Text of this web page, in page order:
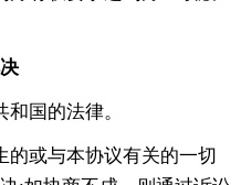
国的法律。
的或与本协议有关的一切